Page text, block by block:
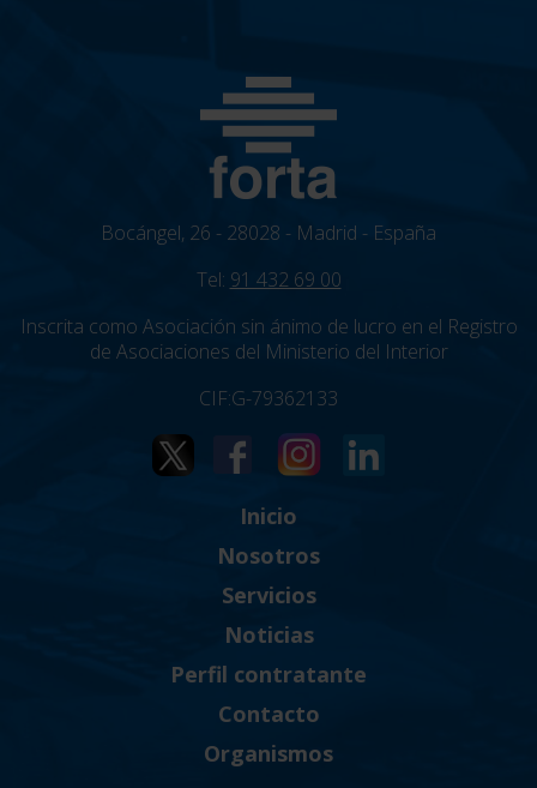
Bocángel, 26 - 28028 - Madrid - España
Tel: 91 432 69 00
Inscrita como Asociación sin ánimo de lucro en el Registro
de Asociaciones del Ministerio del Interior
CIF:G-79362133
Inicio
Nosotros
Servicios
Noticias
Perfil contratante
Contacto
Organismos